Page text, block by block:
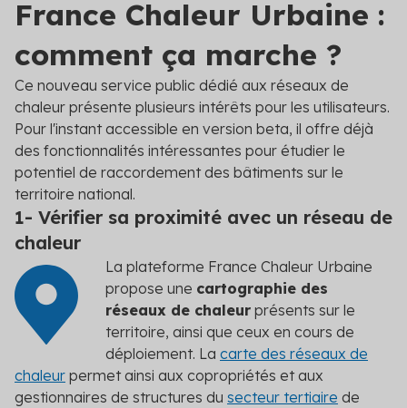
France Chaleur Urbaine :
comment ça marche ?
Ce nouveau service public dédié aux réseaux de
chaleur présente plusieurs intérêts pour les utilisateurs.
Pour l'instant accessible en version beta, il offre déjà
des fonctionnalités intéressantes pour étudier le
potentiel de raccordement des bâtiments sur le
territoire national.
1- Vérifier sa proximité avec un réseau de
chaleur
La plateforme France Chaleur Urbaine
propose une cartographie des
réseaux de chaleur présents sur le
territoire, ainsi que ceux en cours de
déploiement. La carte des réseaux de
chaleur permet ainsi aux copropriétés et aux
gestionnaires de structures du secteur tertiaire de